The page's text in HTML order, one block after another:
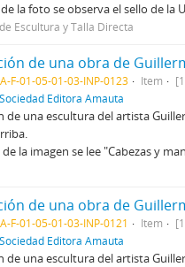
la foto se observa el sello de la
Escultura y Talla Directa
de una obra de
F-01-05-01-03-INP-0123 Item
Editora Amauta
de una escultura del artista
de la imagen se lee "Cabezas y
de una obra de
F-01-05-01-03-INP-0121 Item
Editora Amauta
de una escultura del artista